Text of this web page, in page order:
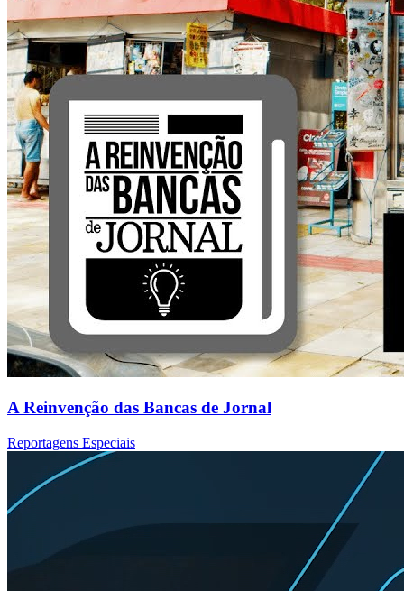
A Reinvenção das Bancas de Jornal
Reportagens Especiais